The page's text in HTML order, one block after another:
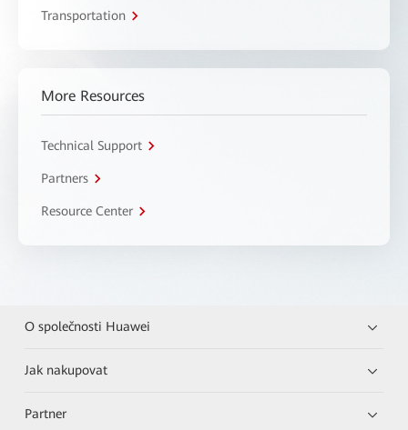
Transportation
More Resources
Technical Support
Partners
Resource Center
O společnosti Huawei
Jak nakupovat
Partner